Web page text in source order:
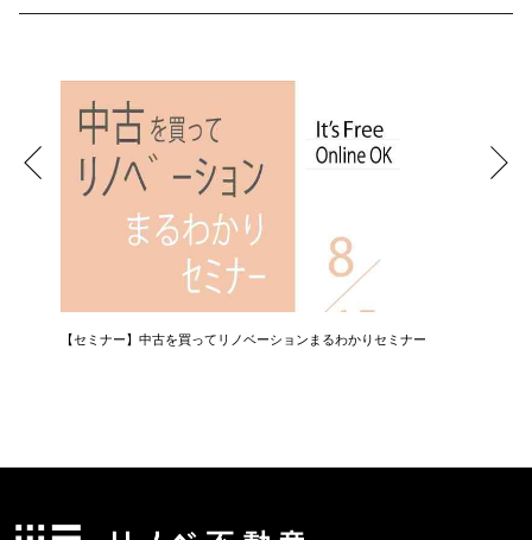
【セミナー】中古を買ってリノベーションまるわかりセミナー